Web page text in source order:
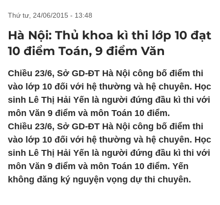
thứ tư, 24/06/2015 - 13:48
Hà Nội: Thủ khoa kì thi lớp 10 đạt
10 điểm Toán, 9 điểm Văn
Chiều 23/6, Sở GD-ĐT Hà Nội công bố điểm thi
vào lớp 10 đối với hệ thường và hệ chuyên. Học
sinh Lê Thị Hải Yến là người đứng đầu kì thi với
môn Văn 9 điểm và môn Toán 10 điểm.
Chiều 23/6, Sở GD-ĐT Hà Nội công bố điểm thi
vào lớp 10 đối với hệ thường và hệ chuyên. Học
sinh Lê Thị Hải Yến là người đứng đầu kì thi với
môn Văn 9 điểm và môn Toán 10 điểm. Yến
không đăng ký nguyện vọng dự thi chuyên.